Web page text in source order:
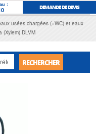
: DEMANDE DE DEVIS
usées chargées (+WC) et eaux
(Xylem) DLVM
RECHERCHER